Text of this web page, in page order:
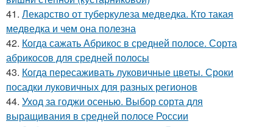
41. Лекарство от туберкулеза медведка. Кто такая
медведка и чем она полезна
42. Когда сажать Абрикос в средней полосе. Сорта
абрикосов для средней полосы
43. Когда пересаживать луковичные цветы. Сроки
посадки луковичных для разных регионов
44. Уход за годжи осенью. Выбор сорта для
выращивания в средней полосе России